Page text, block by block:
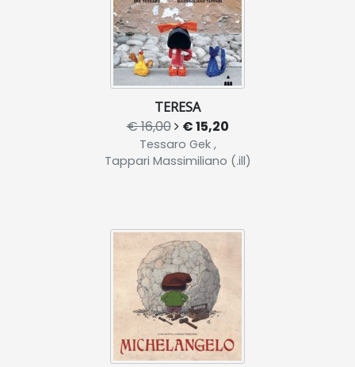
TERESA
€ 16,00 € 15,20
Tessaro Gek ,
Tappari Massimiliano (.ill)